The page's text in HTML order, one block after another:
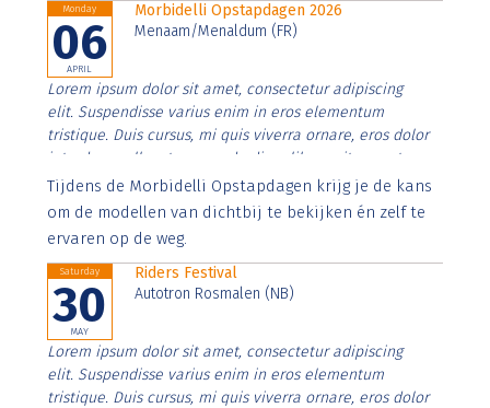
Monday
06
APRIL
Morbidelli Opstapdagen 2026
Menaam/Menaldum (FR)
Lorem ipsum dolor sit amet, consectetur adipiscing
elit. Suspendisse varius enim in eros elementum
tristique. Duis cursus, mi quis viverra ornare, eros dolor
interdum nulla, ut commodo diam libero vitae erat.
Aenean faucibus nibh et justo cursus id rutrum lorem
imperdiet. Nunc ut sem vitae risus tristique posuere.
Tijdens de Morbidelli Opstapdagen krijg je de kans
om de modellen van dichtbij te bekijken én zelf te
ervaren op de weg.
Saturday
30
MAY
Riders Festival
Autotron Rosmalen (NB)
Lorem ipsum dolor sit amet, consectetur adipiscing
elit. Suspendisse varius enim in eros elementum
tristique. Duis cursus, mi quis viverra ornare, eros dolor